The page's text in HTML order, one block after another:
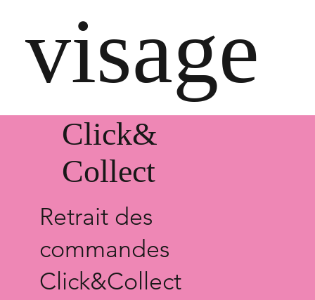
visage
Click&
Collect
Retrait des
commandes
Click&Collect